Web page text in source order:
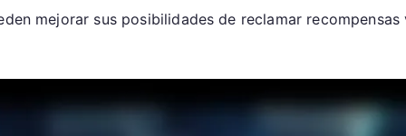
mejorar sus posibilidades de reclamar